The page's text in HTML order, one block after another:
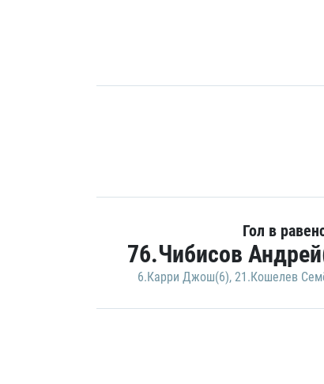
Гол в
76.Чибисов
6.Карри Джош(6), 21.Кошелев